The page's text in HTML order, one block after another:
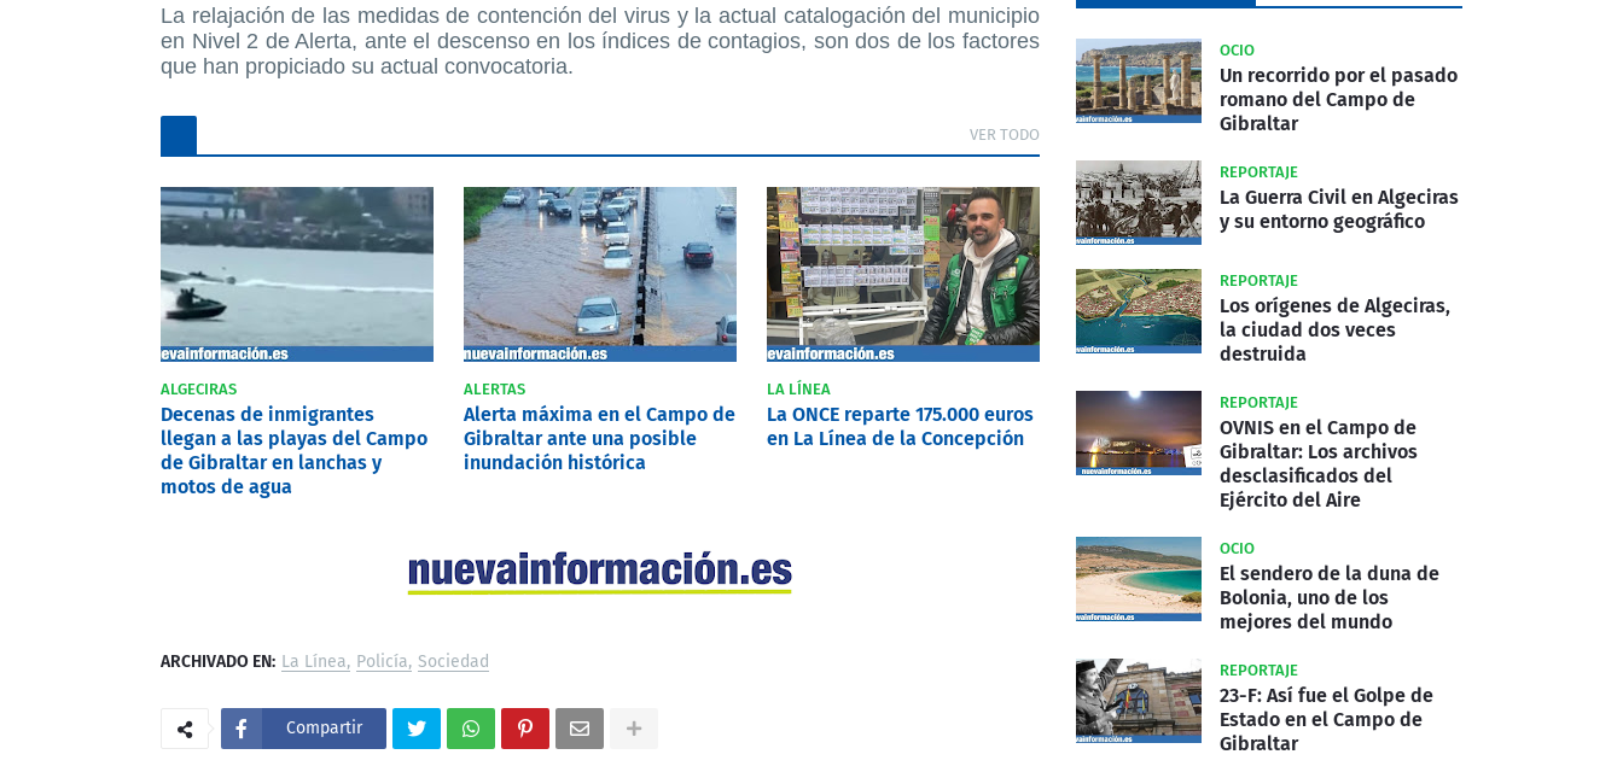
La relajación de las medidas de contención del virus y la actual catalogación del municipio
en Nivel 2 de Alerta, ante el descenso en los índices de contagios, son dos de los factores
que han propiciado su actual convocatoria.
VER TODO
ALGECIRAS
Decenas de inmigrantes
llegan a las playas del Campo
de Gibraltar en lanchas y
motos de agua
ALERTAS
Alerta máxima en el Campo de
Gibraltar ante una posible
inundación histórica
LA LÍNEA
La ONCE reparte 175.000 euros
en La Línea de la Concepción
ARCHIVADO EN: La Línea Policía Sociedad
Compartir
OCIO
Un recorrido por el pasado
romano del Campo de
Gibraltar
REPORTAJE
La Guerra Civil en Algeciras
y su entorno geográfico
REPORTAJE
Los orígenes de Algeciras,
la ciudad dos veces
destruida
REPORTAJE
OVNIS en el Campo de
Gibraltar: Los archivos
desclasificados del
Ejército del Aire
OCIO
El sendero de la duna de
Bolonia, uno de los
mejores del mundo
REPORTAJE
23-F: Así fue el Golpe de
Estado en el Campo de
Gibraltar